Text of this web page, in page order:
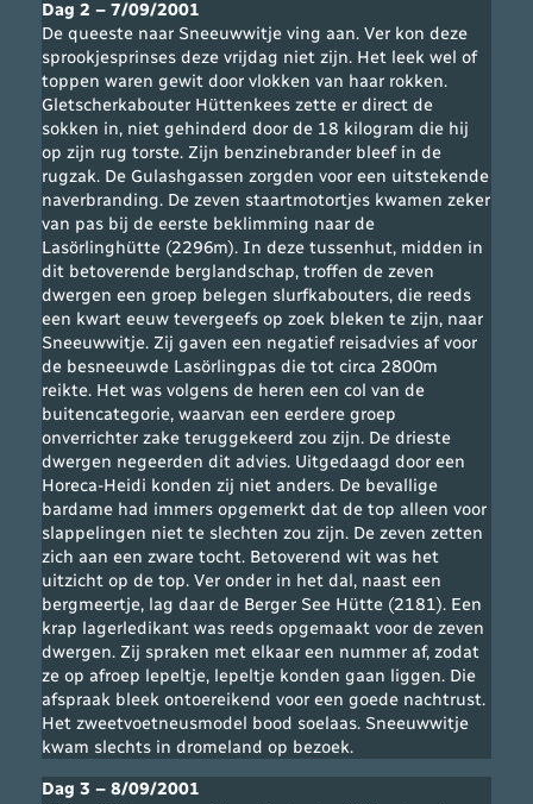
Dag 2 – 7/09/2001
De queeste naar Sneeuwwitje ving aan. Ver kon deze
sprookjesprinses deze vrijdag niet zijn. Het leek wel of
toppen waren gewit door vlokken van haar rokken.
Gletscherkabouter Hüttenkees zette er direct de
sokken in, niet gehinderd door de 18 kilogram die hij
op zijn rug torste. Zijn benzinebrander bleef in de
rugzak. De Gulashgassen zorgden voor een uitstekende
naverbranding. De zeven staartmotortjes kwamen zeker
van pas bij de eerste beklimming naar de
Lasörlinghütte (2296m). In deze tussenhut, midden in
dit betoverende berglandschap, troffen de zeven
dwergen een groep belegen slurfkabouters, die reeds
een kwart eeuw tevergeefs op zoek bleken te zijn, naar
Sneeuwwitje. Zij gaven een negatief reisadvies af voor
de besneeuwde Lasörlingpas die tot circa 2800m
reikte. Het was volgens de heren een col van de
buitencategorie, waarvan een eerdere groep
onverrichter zake teruggekeerd zou zijn. De drieste
dwergen negeerden dit advies. Uitgedaagd door een
Horeca-Heidi konden zij niet anders. De bevallige
bardame had immers opgemerkt dat de top alleen voor
slappelingen niet te slechten zou zijn. De zeven zetten
zich aan een zware tocht. Betoverend wit was het
uitzicht op de top. Ver onder in het dal, naast een
bergmeertje, lag daar de Berger See Hütte (2181). Een
krap lagerledikant was reeds opgemaakt voor de zeven
dwergen. Zij spraken met elkaar een nummer af, zodat
ze op afroep lepeltje, lepeltje konden gaan liggen. Die
afspraak bleek ontoereikend voor een goede nachtrust.
Het zweetvoetneusmodel bood soelaas. Sneeuwwitje
kwam slechts in dromeland op bezoek.
Dag 3 – 8/09/2001